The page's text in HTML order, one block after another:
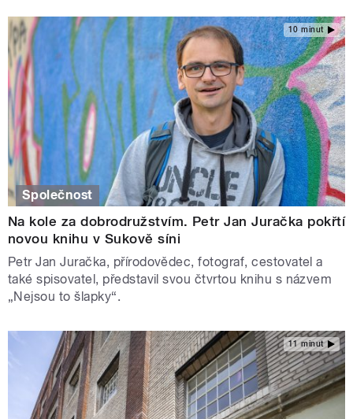
10 minut
Společnost
Na kole za dobrodružstvím. Petr Jan Juračka pokřtí
novou knihu v Sukově síni
Petr Jan Juračka, přírodovědec, fotograf, cestovatel a
také spisovatel, představil svou čtvrtou knihu s názvem
„Nejsou to šlapky“.
11 minut